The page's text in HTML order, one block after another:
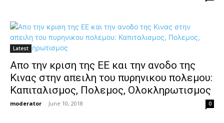
Latest
Απο την κριση της ΕΕ και την ανοδο της
Κινας στην απειλη του πυρηνικου πολεμου:
Καπιταλισμος, Πολεμος, Ολοκληρωτισμος
moderator - June 10, 2018 0